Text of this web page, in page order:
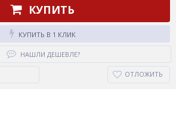
КУПИТЬ
КУПИТЬ В 1 КЛИК
НАШЛИ ДЕШЕВЛЕ?
ОТЛОЖИТЬ